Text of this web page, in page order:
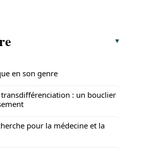
en son genre
transdifférenciation : un bouclier
pour la médecine et la